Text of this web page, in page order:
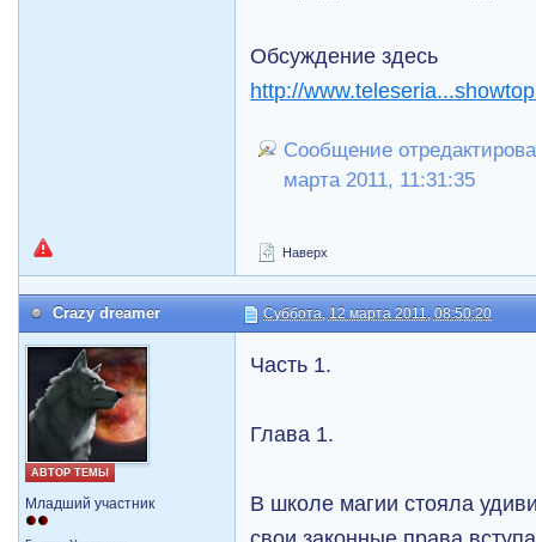
Обсуждение здесь
http://
Сообщение
марта 2011, 11:31:35
Наверх
Crazy dreamer Суббота, 12 марта 2011, 08:50:20
АВТОР ТЕМЫ
Младший участник
Часть 1.
Глава 1.
В школе магии стояла